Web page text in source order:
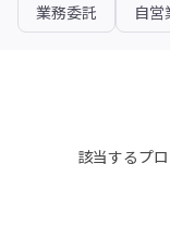
業務委託
自営
該当するプ